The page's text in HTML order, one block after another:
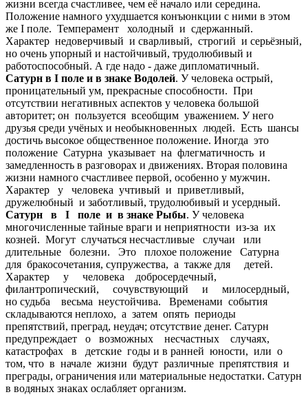
жизни всегда счастливее, чем её начало или середина.
Положение намного ухудшается конъюнкции с ними в этом
же I поле. Темперамент холодный и сдержанный.
Характер недоверчивый и сварливый, строгий и серьёзный,
но очень упорный и настойчивый, трудолюбивый и
работоспособный. А где надо - даже дипломатичный.
Сатурн в I поле и в знаке Водолей. У человека острый,
проницательный ум, прекрасные способности. При
отсутствии негативных аспектов у человека большой
авторитет; он пользуется всеобщим уважением. У него
друзья среди учёных и необыкновенных людей. Есть шансы
достичь высокое общественное положение. Иногда это
положение Сатурна указывает на флегматичность и
замедленность в разговорах и движениях. Вторая половина
жизни намного счастливее первой, особенно у мужчин.
Характер у человека учтивый и приветливый,
дружелюбный и заботливый, трудолюбивый и усердный.
Сатурн в I поле и в знаке Рыбы. У человека
многочисленные тайные враги и неприятности из-за их
козней. Могут случаться несчастливые случаи или
длительные болезни. Это плохое положение Сатурна
для бракосочетания, супружества, а также для детей.
Характер у человека добросердечный,
филантропический, сочувствующий и милосердный,
но судьба весьма неустойчива. Временами события
складываются неплохо, а затем опять периоды
препятствий, преград, неудач; отсутствие денег. Сатурн
предупреждает о возможных несчастных случаях,
катастрофах в детские годы и в ранней юности, или о
том, что в начале жизни будут различные препятствия и
преграды, ограничения или материальные недостатки. Сатурн
в водяных знаках ослабляет организм.